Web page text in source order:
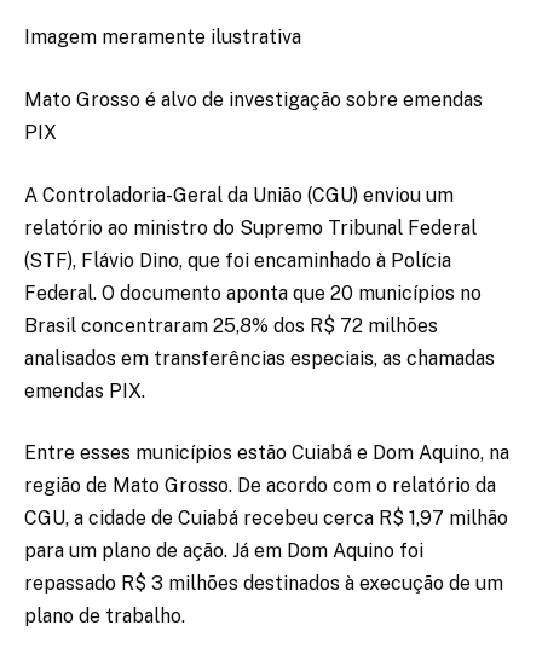
Imagem meramente ilustrativa
Mato Grosso é alvo de investigação sobre emendas
PIX
A Controladoria-Geral da União (CGU) enviou um
relatório ao ministro do Supremo Tribunal Federal
(STF), Flávio Dino, que foi encaminhado à Polícia
Federal. O documento aponta que 20 municípios no
Brasil concentraram 25,8% dos R$ 72 milhões
analisados em transferências especiais, as chamadas
emendas PIX.
Entre esses municípios estão Cuiabá e Dom Aquino, na
região de Mato Grosso. De acordo com o relatório da
CGU, a cidade de Cuiabá recebeu cerca R$ 1,97 milhão
para um plano de ação. Já em Dom Aquino foi
repassado R$ 3 milhões destinados à execução de um
plano de trabalho.